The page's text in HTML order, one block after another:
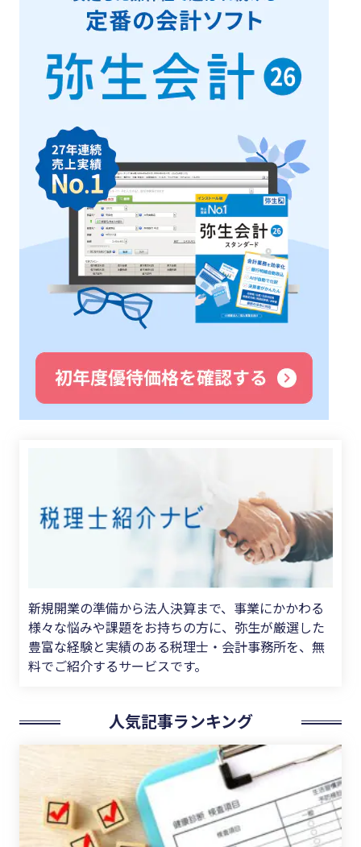
新規開業の準備から法人決算まで、事業にかかわる
様々な悩みや課題をお持ちの方に、弥生が厳選した
豊富な経験と実績のある税理士・会計事務所を、無
料でご紹介するサービスです。
人気記事ランキング